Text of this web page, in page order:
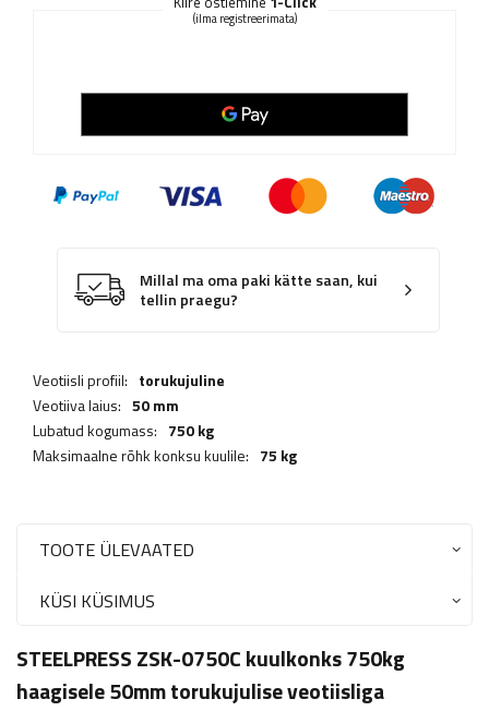
(ilma registreerimata)
Millal ma oma paki kätte saan, kui
tellin praegu?
Veotiisli profiil: torukujuline
Veotiiva laius: 50 mm
Lubatud kogumass: 750 kg
Maksimaalne rõhk konksu kuulile: 75 kg
TOOTE ÜLEVAATED
KÜSI KÜSIMUS
STEELPRESS ZSK-0750C kuulkonks 750kg
haagisele 50mm torukujulise veotiisliga